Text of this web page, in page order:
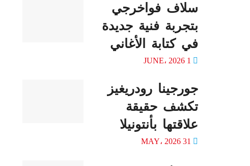
سلاف فواخرجي
بتجربة فنية جديدة
في كتابة الأغاني
جورجينا رودريغيز
تكشف حقيقة
علاقتها بأنتونيلا